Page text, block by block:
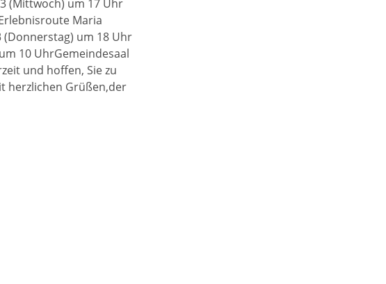
(Mittwoch) um 17 Uhr
Maria
(Donnerstag) um 18 Uhr
10 UhrGemeindesaal
und hoffen, Sie zu
herzlichen Grüßen,der